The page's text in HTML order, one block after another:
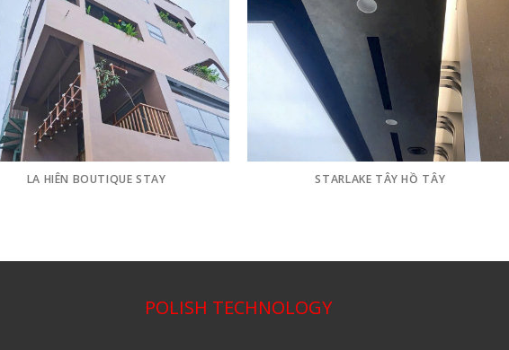
LA HIÊN BOUTIQUE STAY STARLAKE TÂY HỒ TÂY
POLISH TECHNOLOGY